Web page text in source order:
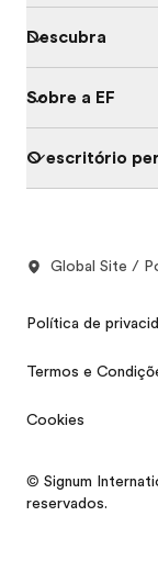
Descubra
Sobre a EF
O escritório
Global Site /
Política de
Termos e
Cookies
© Signum
reservados.